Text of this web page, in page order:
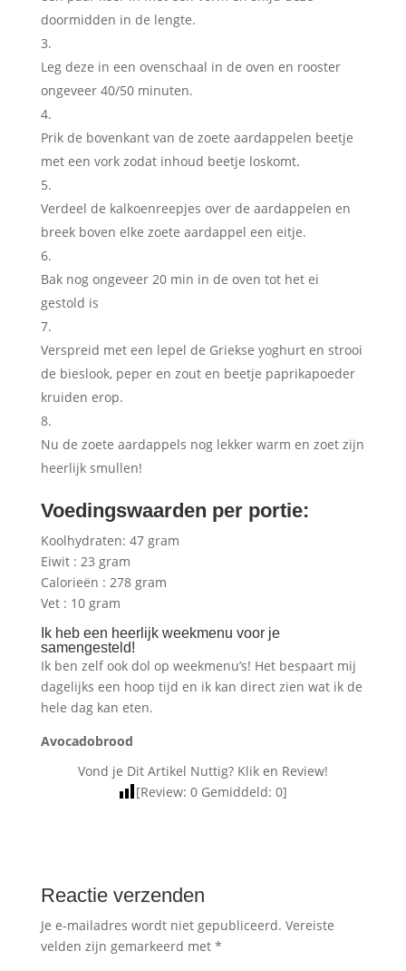
doormidden in de lengte.
Leg deze in een ovenschaal in de oven en rooster
ongeveer 40/50 minuten.
Prik de bovenkant van de zoete aardappelen beetje
met een vork zodat inhoud beetje loskomt.
Verdeel de kalkoenreepjes over de aardappelen en
breek boven elke zoete aardappel een eitje.
Bak nog ongeveer 20 min in de oven tot het ei
gestold is
Verspreid met een lepel de Griekse yoghurt en strooi
de bieslook, peper en zout en beetje paprikapoeder
kruiden erop.
Nu de zoete aardappels nog lekker warm en zoet zijn
heerlijk smullen!
Voedingswaarden per portie:
Koolhydraten: 47 gram
Eiwit : 23 gram
Calorieën : 278 gram
Vet : 10 gram
Ik heb een heerlijk weekmenu voor je
samengesteld!
Ik ben zelf ook dol op weekmenu’s! Het bespaart mij
dagelijks een hoop tijd en ik kan direct zien wat ik de
hele dag kan eten.
Avocadobrood
Vond je Dit Artikel Nuttig? Klik en Review!
[Review:0 Gemiddeld:0]
Reactie verzenden
Je e-mailadres wordt niet gepubliceerd. Vereiste
velden zijn gemarkeerd met *